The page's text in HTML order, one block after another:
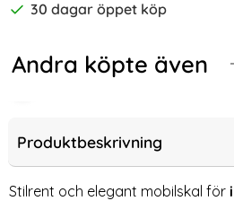
30 dagar öppet köp
Andra köpte även
Hybrid Lila
iPhone 15 Pro MagSafe Skal Med
Produktbeskrivning
Stilrent och elegant mobilskal för